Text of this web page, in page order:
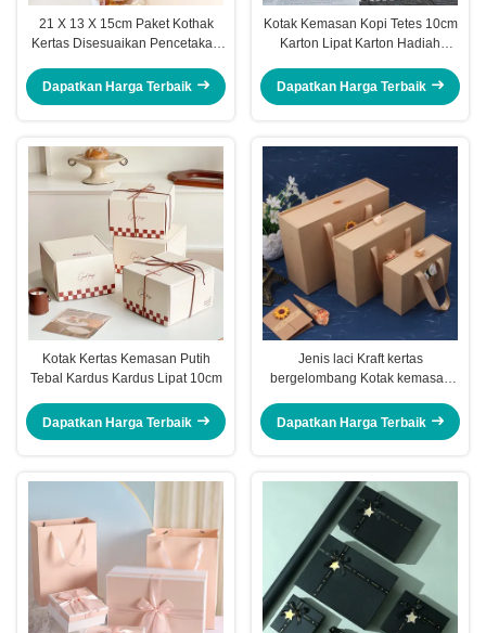
21 X 13 X 15cm Paket Kothak
Kertas Disesuaikan Pencetakan
Dapatkan Harga Terbaik
Kotak Kemasan Kopi Tetes 10cm
Karton Lipat Karton Hadiah
Dapatkan Harga Terbaik
Kotak Kertas Kemasan Putih
Tebal Kardus Kardus Lipat 10cm
Dapatkan Harga Terbaik
Jenis laci Kraft kertas
bergelombang Kotak kemasan
Festival ulang tahun
Dapatkan Harga Terbaik